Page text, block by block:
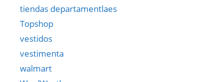
tiendas departamentlaes
Topshop
vestidos
vestimenta
walmart